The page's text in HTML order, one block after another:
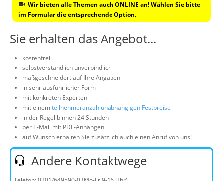
Wir bieten alle Themen auch ONLINE an! Wählen Sie bitte
im Formular die entsprechende Option.
Sie erhalten das Angebot...
kostenfrei
selbstverständlich unverbindlich
maßgeschneidert auf Ihre Angaben
in sehr ausführlicher Form
mit konkreten Experten
mit einemteilnehmeranzahlunabhängigen Festpreise
in der Regel binnen 24 Stunden
per E-Mail mit PDF-Anhängen
auf Wunsch erhalten Sie zusätzlich auch einen Anruf von uns!
Andere Kontaktwege